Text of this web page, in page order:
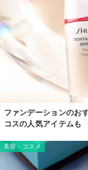
ファンデーションのお
コスの人気アイテムも
美容・コスメ